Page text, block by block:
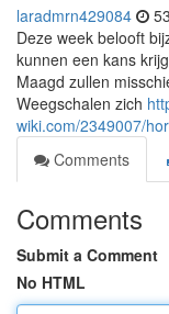
laradmrn429084
Deze week belooft
kunnen een kans
Maagd zullen
Weegschalen zich
wiki.com/2349007/
Comments
Comments
Submit a Comment
No HTML